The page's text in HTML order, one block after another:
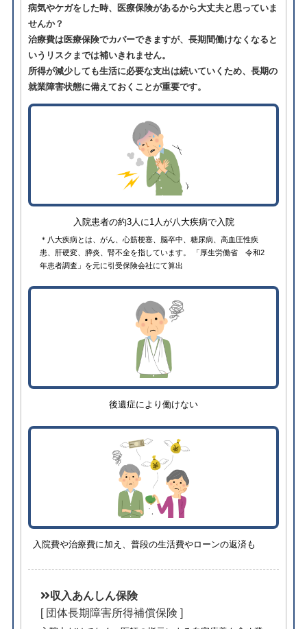
病気やケガをした時、医療保険があるから大丈夫と思っていま
せんか？
治療費は医療保険でカバーできますが、長期間働けなくなると
いうリスクまでは補いきれません。
所得が減少しても生活に必要な支出は続いていくため、長期の
就業障害状態に備えておくことが重要です。
入院患者の約3人に1人が八大疾病で入院
＊八大疾病とは、がん、心筋梗塞、脳卒中、糖尿病、高血圧性疾
患、肝硬変、膵炎、腎不全を指しています。 「厚生労働省 令和2
年患者調査」を元に引受保険会社にて算出
後遺症により働けない
入院費や治療費に加え、普段の生活費やローンの返済も
収入あんしん保険
[ 団体長期障害所得補償保険 ]